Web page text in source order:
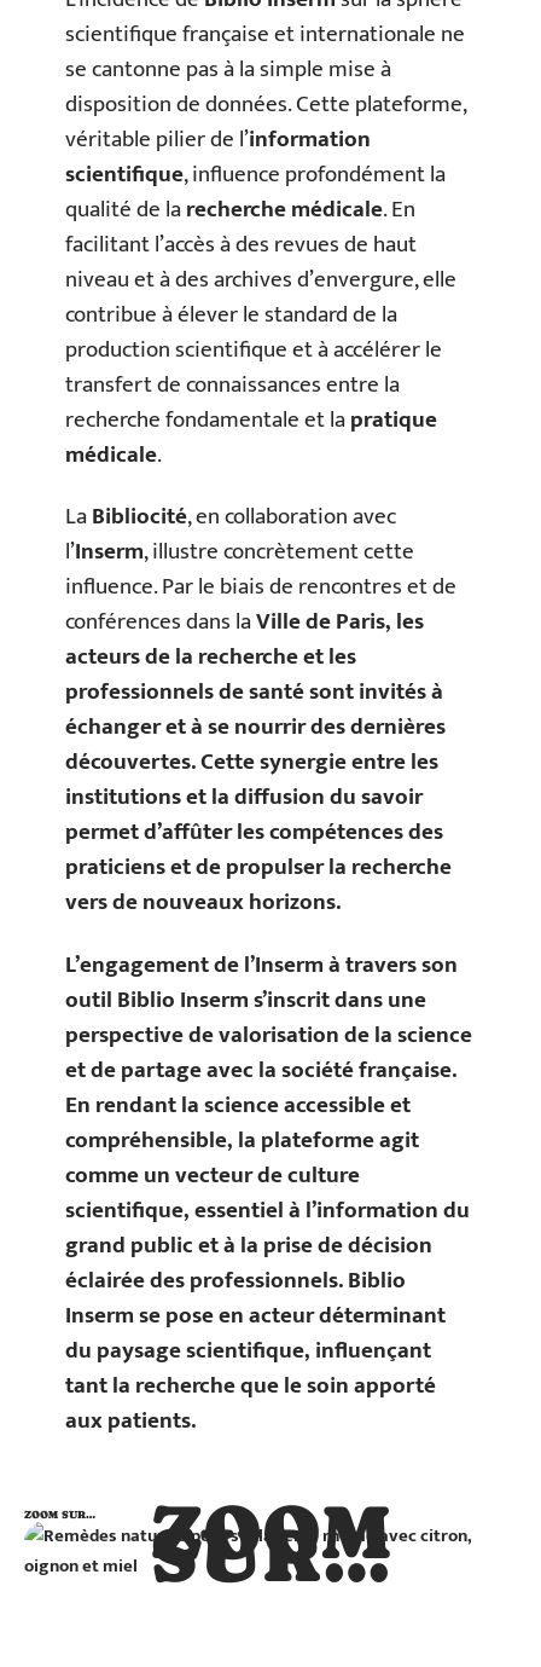
scientifique française et internationale ne
se cantonne pas à la simple mise à
disposition de données. Cette plateforme,
véritable pilier de l’information
scientifique, influence profondément la
qualité de larecherche médicale. En
facilitant l’accès à des revues de haut
niveau et à des archives d’envergure, elle
contribue à élever le standard de la
production scientifique et à accélérer le
transfert de connaissances entre la
recherche fondamentale et lapratique
médicale.
LaBibliocité, en collaboration avec
l’Inserm, illustre concrètement cette
influence. Par le biais de rencontres et de
conférences dans laVille de Paris, les
acteurs de la recherche et les
professionnels de santé sont invités à
échanger et à se nourrir des dernières
découvertes. Cette synergie entre les
institutions et la diffusion du savoir
permet d’affûter les compétences des
praticiens et de propulser la recherche
vers de nouveaux horizons.
L’engagement de l’Inserm à travers son
outil Biblio Inserm s’inscrit dans une
perspective devalorisation de la science
et de partage avec lasociété française.
En rendant la science accessible et
compréhensible, la plateforme agit
comme un vecteur de culture
scientifique, essentiel à l’information du
grand public et à la prise de décision
éclairée des professionnels. Biblio
Inserm se pose en acteur déterminant
du paysage scientifique, influençant
tant la recherche que le soin apporté
aux patients.
ZOOM
SUR…
ZOOM SUR…